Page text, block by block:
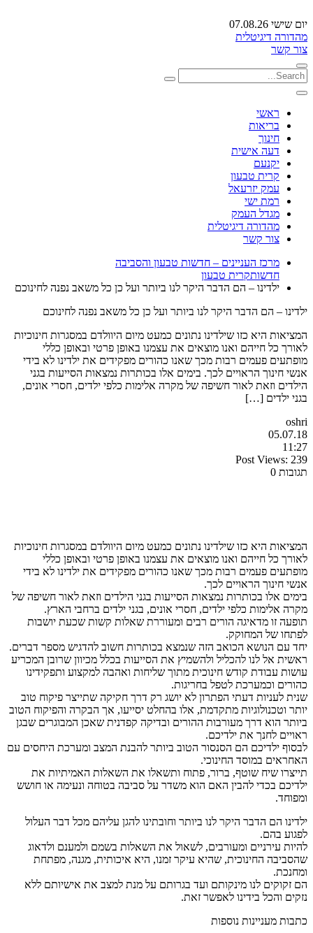
יום שישי 07.08.26
מהדורה דיגיטלית
צור קשר
ראשי
בריאות
חינוך
דעה אישית
יקנעם
קרית טבעון
עמק יזרעאל
רמת ישי
מגדל העמק
מהדורה דיגיטלית
צור קשר
מרכז העניינים – חדשות טבעון והסביבה
חדשותקרית טבעון
ילדינו – הם הדבר היקר לנו ביותר ועל כן כל משאב נפנה לחינוכם
ילדינו – הם הדבר היקר לנו ביותר ועל כן כל משאב נפנה לחינוכם
המציאות היא כזו שילדינו נתונים כמעט מיום היוולדם במסגרות חינוכיות
לאורך כל חייהם ואנו מוצאים את עצמנו באופן פרטי ובאופן כללי
מופתעים פעמים רבות מכך שאנו כהורים מפקידים את ילדינו לא בידי
אנשי חינוך הראויים לכך. בימים אלו בכותרות נמצאות הסייעות בגני
הילדים וזאת לאור חשיפה של מקרה אלימות כלפי ילדים, חסרי אונים,
בגני ילדים […]
oshri
05.07.18
11:27
Post Views: 239
תגובות 0
המציאות היא כזו שילדינו נתונים כמעט מיום היוולדם במסגרות חינוכיות
לאורך כל חייהם ואנו מוצאים את עצמנו באופן פרטי ובאופן כללי
מופתעים פעמים רבות מכך שאנו כהורים מפקידים את ילדינו לא בידי
אנשי חינוך הראויים לכך.
בימים אלו בכותרות נמצאות הסייעות בגני הילדים וזאת לאור חשיפה של
מקרה אלימות כלפי ילדים, חסרי אונים, בגני ילדים ברחבי הארץ.
תופעה זו מדאיגה הורים רבים ומעוררת שאלות קשות שכעת יושבות
לפתחו של המחוקק.
יחד עם הנושא הכואב הזה שנמצא בכותרות חשוב להדגיש מספר דברים.
ראשית אל לנו להכליל ולהשמיץ את הסייעות בכלל מכיוון שרובן המכריע
עושות עבודת קודש חינוכית מתוך שליחות ואהבה למקצוע ותפקידינו
כהורים וכמערכת לטפל בחריגות.
שנית לעניות דעתי הפתרון לא יושג רק דרך חקיקה שתייצר פיקוח טוב
יותר וטכנולוגיות מתקדמת, אלו בהחלט יסייעו, אך הבקרה והפיקוח הטוב
ביותר הוא דרך מעורבות ההורים ובדיקה קפדנית שאכן המבוגרים שבגן
ראויים לחנך את ילדיכם.
לבסוף ילדיכם הם הסנסור הטוב ביותר להבנת המצב ומערכת היחסים עם
האחראים במוסד החינוכי.
תייצרו שיח שוטף, ברור, פתוח ותשאלו את השאלות האמיתיות את
ילדיכם בכדי להבין האם הוא משדר על סביבה בטוחה ונעימה או חושש
ומפוחד.
ילדינו הם הדבר היקר לנו ביותר וחובתינו להגן עליהם מכל דבר העלול
לפגוע בהם.
להיות עירניים ומעורבים, לשאול את השאלות בשמם ולמענם ולדאוג
שהסביבה החינוכית, שהיא עיקר זמנו, היא איכותית, מגנה, מפתחת
ומחנכת.
הם זקוקים לנו מינקותם ועד בגרותם על מנת למצב את אישיותם ללא
נזקים והכל בידינו לאפשר זאת.
כתבות מעניינות נוספות